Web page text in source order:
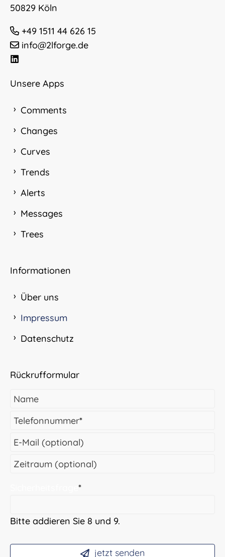
50829 Köln
+49 1511 44 626 15
info@2lforge.de
Unsere Apps
Comments
Changes
Curves
Trends
Alerts
Messages
Trees
Informationen
Über uns
Impressum
Datenschutz
Rückrufformular
Name
Telefonnummer*
E-Mail (optional)
Zeitraum (optional)
*
Bitte addieren Sie 8 und 9.
jetzt senden